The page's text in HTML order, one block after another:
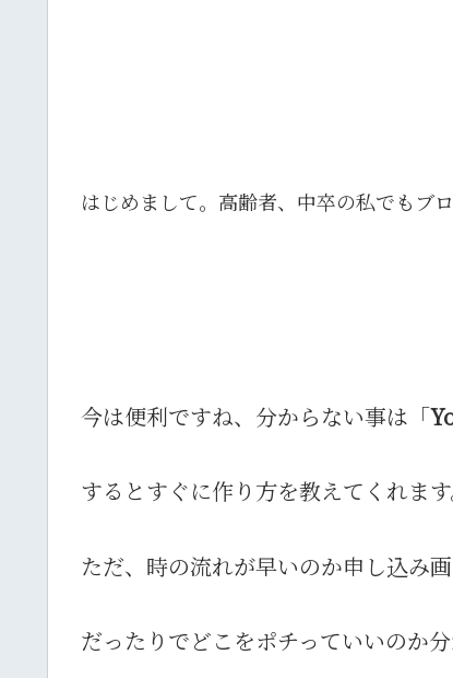
はじめまして。高齢者、中卒の私でもブ
今は便利ですね、分からない事は「
するとすぐに作り方を教えてくれます
ただ、時の流れが早いのか申し込み
だったりでどこをポチっていいのか